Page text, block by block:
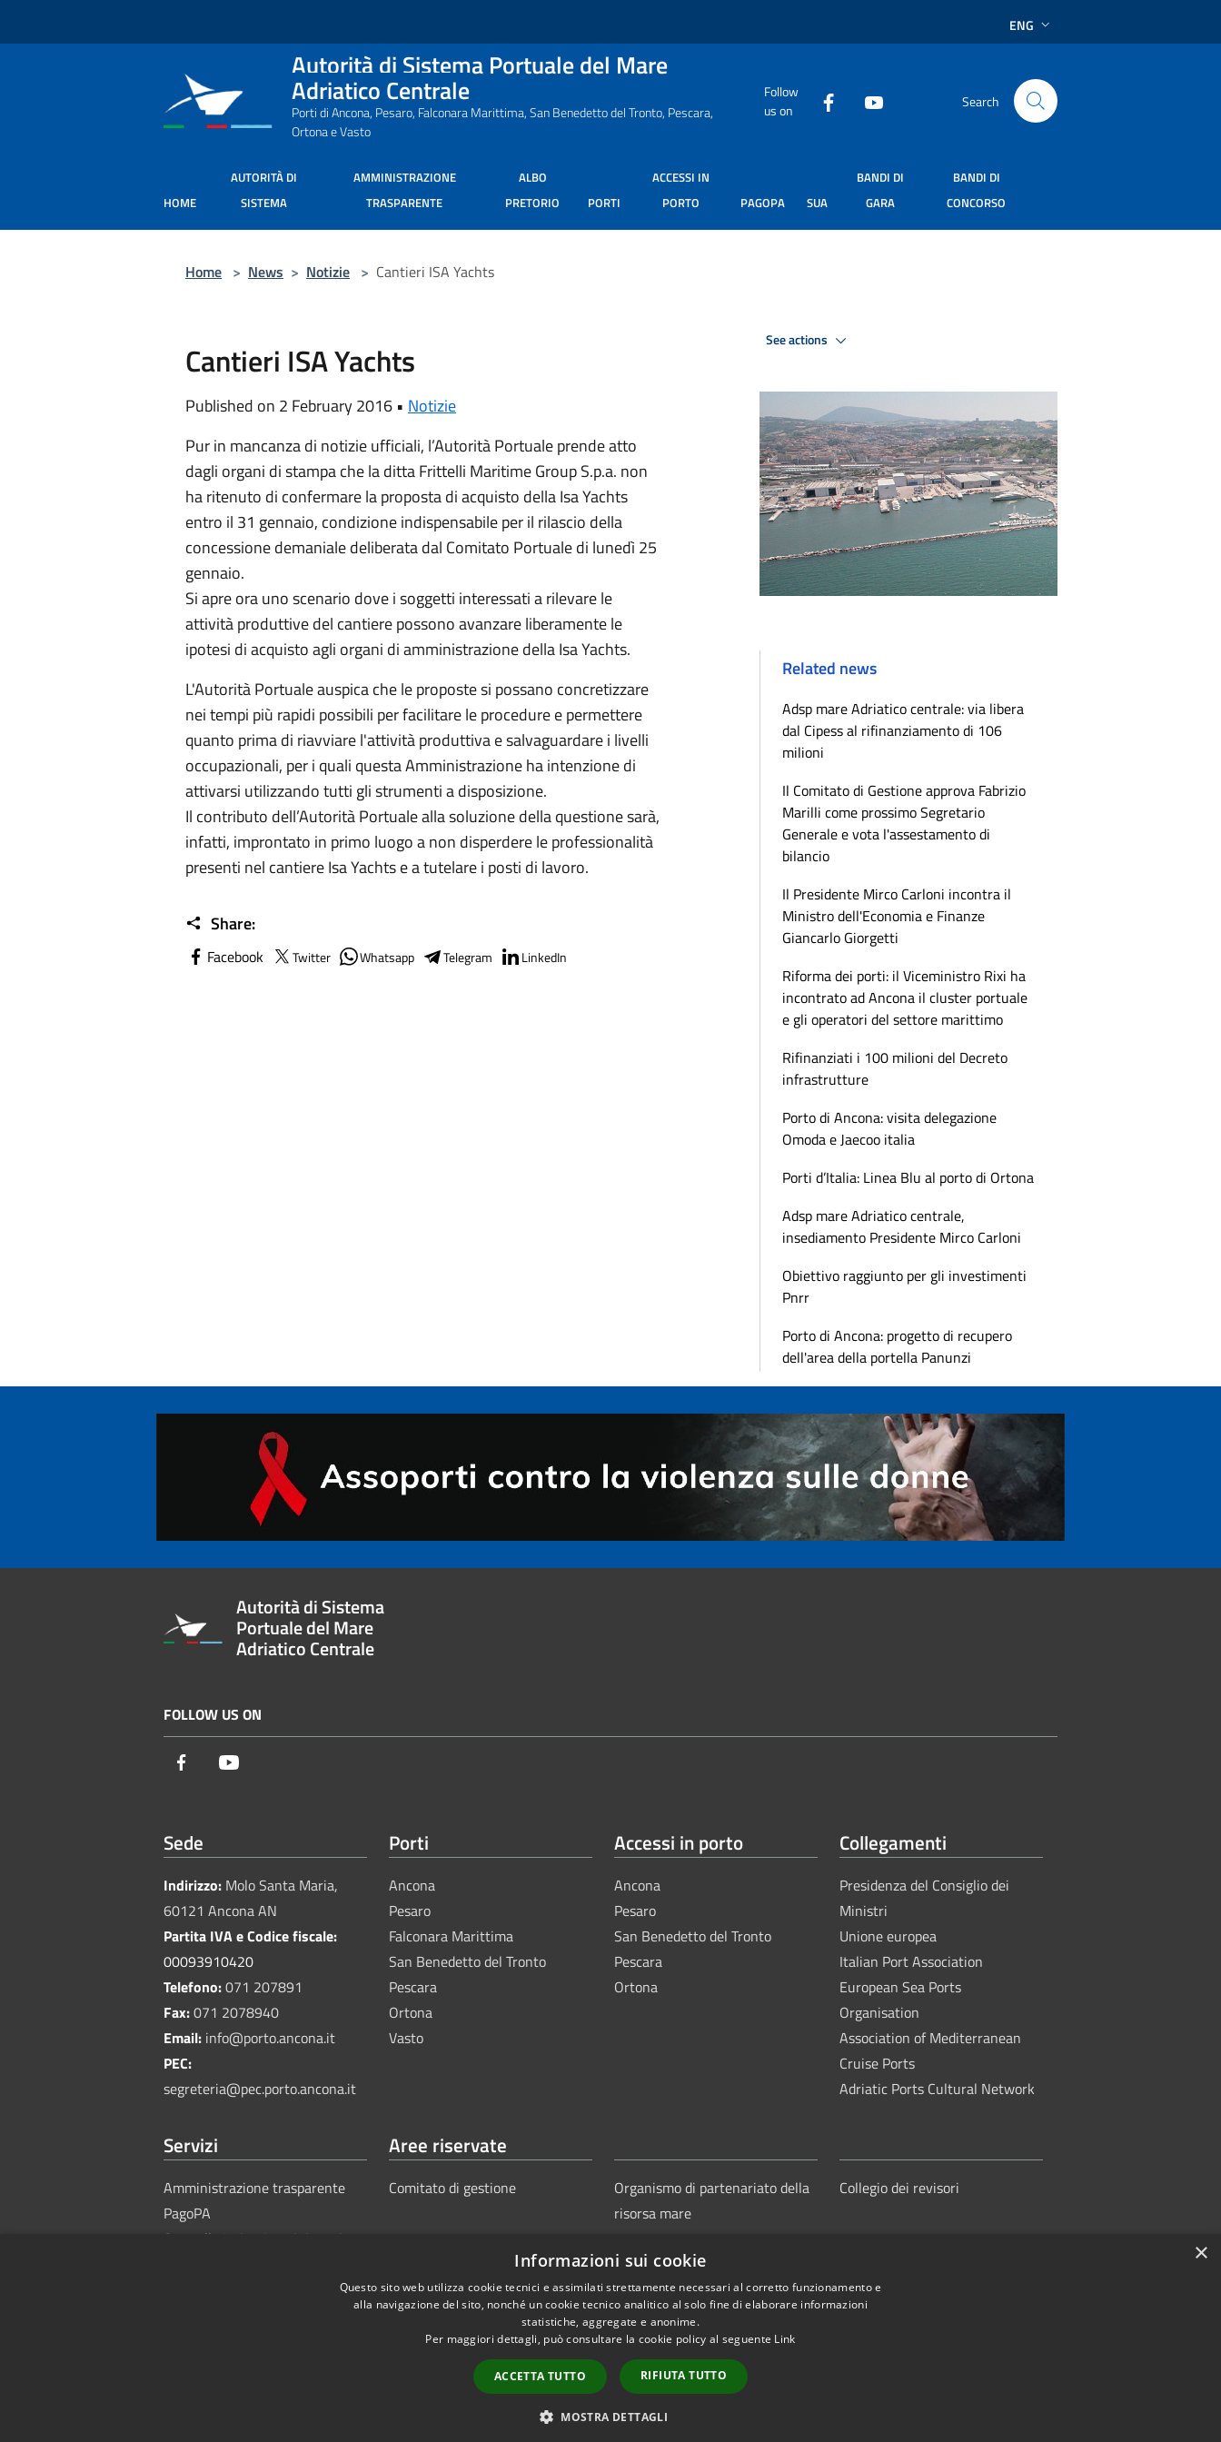
ENG
Autorità di Sistema Portuale del Mare
Adriatico Centrale
Porti di Ancona, Pesaro, Falconara Marittima, San Benedetto del Tronto, Pescara,
Ortona e Vasto
Follow
us on
Search
HOME
AUTORITÀ DI
SISTEMA
AMMINISTRAZIONE
TRASPARENTE
ALBO
PRETORIO
PORTI
ACCESSI IN
PORTO
PAGOPA SUA
BANDI DI
GARA
BANDI DI
CONCORSO
Home > News > Notizie > Cantieri ISA Yachts
Cantieri ISA Yachts
Published on 2 February 2016 • Notizie
Pur in mancanza di notizie ufficiali, l’Autorità Portuale prende atto
dagli organi di stampa che la ditta Frittelli Maritime Group S.p.a. non
ha ritenuto di confermare la proposta di acquisto della Isa Yachts
entro il 31 gennaio, condizione indispensabile per il rilascio della
concessione demaniale deliberata dal Comitato Portuale di lunedì 25
gennaio.
Si apre ora uno scenario dove i soggetti interessati a rilevare le
attività produttive del cantiere possono avanzare liberamente le
ipotesi di acquisto agli organi di amministrazione della Isa Yachts.
L'Autorità Portuale auspica che le proposte si possano concretizzare
nei tempi più rapidi possibili per facilitare le procedure e permettere
quanto prima di riavviare l'attività produttiva e salvaguardare i livelli
occupazionali, per i quali questa Amministrazione ha intenzione di
attivarsi utilizzando tutti gli strumenti a disposizione.
Il contributo dell’Autorità Portuale alla soluzione della questione sarà,
infatti, improntato in primo luogo a non disperdere le professionalità
presenti nel cantiere Isa Yachts e a tutelare i posti di lavoro.
Share:
Facebook Twitter Whatsapp Telegram LinkedIn
See actions
Related news
Adsp mare Adriatico centrale: via libera
dal Cipess al rifinanziamento di 106
milioni
Il Comitato di Gestione approva Fabrizio
Marilli come prossimo Segretario
Generale e vota l'assestamento di
bilancio
Il Presidente Mirco Carloni incontra il
Ministro dell'Economia e Finanze
Giancarlo Giorgetti
Riforma dei porti: il Viceministro Rixi ha
incontrato ad Ancona il cluster portuale
e gli operatori del settore marittimo
Rifinanziati i 100 milioni del Decreto
infrastrutture
Porto di Ancona: visita delegazione
Omoda e Jaecoo italia
Porti d’Italia: Linea Blu al porto di Ortona
Adsp mare Adriatico centrale,
insediamento Presidente Mirco Carloni
Obiettivo raggiunto per gli investimenti
Pnrr
Porto di Ancona: progetto di recupero
dell'area della portella Panunzi
Autorità di Sistema
Portuale del Mare
Adriatico Centrale
FOLLOW US ON
Facebook
Sede
Indirizzo: Molo Santa Maria,
60121 Ancona AN
Partita IVA e Codice fiscale:
00093910420
Telefono:071 207891
Fax:071 2078940
Email: info@porto.ancona.it
PEC:
segreteria@pec.porto.ancona.it
Porti
Ancona
Pesaro
Falconara Marittima
San Benedetto del Tronto
Pescara
Ortona
Vasto
Accessi in porto
Ancona
Pesaro
San Benedetto del Tronto
Pescara
Ortona
Collegamenti
Presidenza del Consiglio dei
Ministri
Unione europea
Italian Port Association
European Sea Ports
Organisation
Association of Mediterranean
Cruise Ports
Adriatic Ports Cultural Network
Servizi
Amministrazione trasparente
PagoPA
Sportello Unico Amministrativo
Aree riservate
Comitato di gestione
Organismo di partenariato della
risorsa mare
Collegio dei revisori
Sitemap Copyright © 2025Autorità di Sistema Portuale del Mare
×
Informazioni sui cookie
Questo sito web utilizza cookie tecnici e assimilati strettamente necessari al corretto funzionamento e
alla navigazione del sito, nonché un cookie tecnico analitico al solo fine di elaborare informazioni
statistiche, aggregate e anonime.
Per maggiori dettagli, può consultare la cookie policy al seguente Link
ACCETTA TUTTO RIFIUTA TUTTO
MOSTRA DETTAGLI